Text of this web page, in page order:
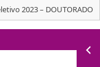
2023 – DOUTORADO